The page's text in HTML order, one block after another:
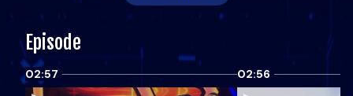
Episode
02:57 02:56